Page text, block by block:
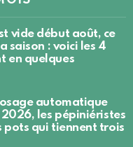
vide début août, ce
saison : voici les 4
en quelques
automatique
les pépiniéristes
pots qui tiennent trois